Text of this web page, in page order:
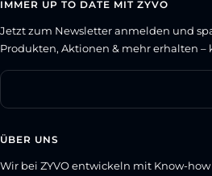
IMMER UP TO DATE MIT ZYVO
Jetzt zum Newsletter anmelden und
Produkten, Aktionen & mehr erhalten –
ÜBER UNS
Wir bei ZYVO entwickeln mit Know-